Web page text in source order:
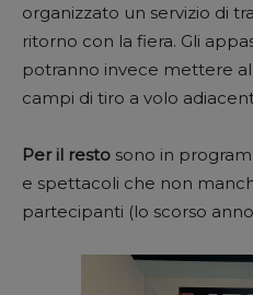
organizzato un servizio di
ritorno con la fiera. Gli
potranno invece mettere
campi di tiro a volo
Per il resto sono in
e spettacoli che non
partecipanti (lo scorso